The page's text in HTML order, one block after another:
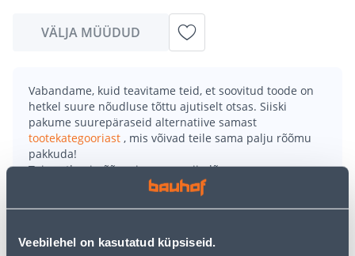
Veebilehel on kasutatud küpsiseid.
VÄLJA MÜÜDUD
Vabandame, kuid teavitame teid, et soovitud toode on
hetkel suure nõudluse tõttu ajutiselt otsas. Siiski
pakume suurepäraseid alternatiive samast
tootekategooriast , mis võivad teile sama palju rõõmu
pakkuda!
Teie ostlemisrõõm ei pea aga siin lõppema - oma
uurimistööd saate jätkata, naastes
kasutades meie võimsat otsingufunktsiooni, et leida